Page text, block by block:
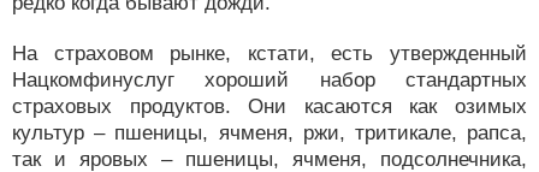
На страховом рынке, кстати, есть утвержденный
Нацкомфинуслуг хороший набор стандартных
страховых продуктов. Они касаются как озимых
культур – пшеницы, ячменя, ржи, тритикале, рапса,
так и яровых – пшеницы, ячменя, подсолнечника,